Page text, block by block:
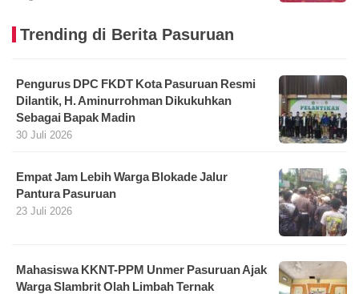
Trending di Berita Pasuruan
Pengurus DPC FKDT Kota Pasuruan Resmi
Dilantik, H. Aminurrohman Dikukuhkan
Sebagai Bapak Madin
30 Juli 2026
Empat Jam Lebih Warga Blokade Jalur
Pantura Pasuruan
23 Juli 2026
Mahasiswa KKNT-PPM Unmer Pasuruan Ajak
Warga Slambrit Olah Limbah Ternak